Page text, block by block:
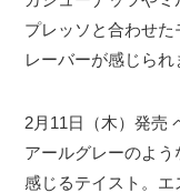
プレッソと合わせ
レーバーが感じられ
2月11日（木）発売
アールグレーのよ
感じるテイスト。